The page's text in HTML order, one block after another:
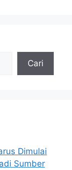
Cari
Dimulai
Sumber